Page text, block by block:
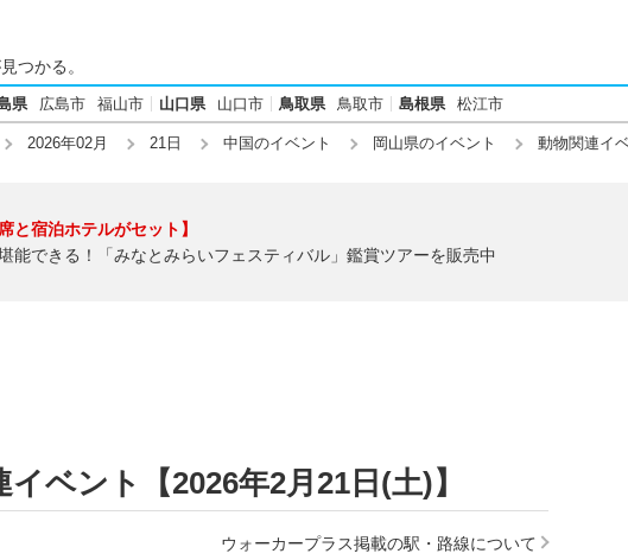
つかる。
県 広島市 福山市 山口県 山口市 鳥取県 鳥取市 島根県 松江市
2026年02月 21日 中国のイベント 岡山県のイベント 動物関連イ
と宿泊ホテルがセット】
能できる！「みなとみらいフェスティバル」鑑賞ツアーを販売中
ベント【2026年2月21日(土)】
ウォーカープラス掲載の駅・路線について